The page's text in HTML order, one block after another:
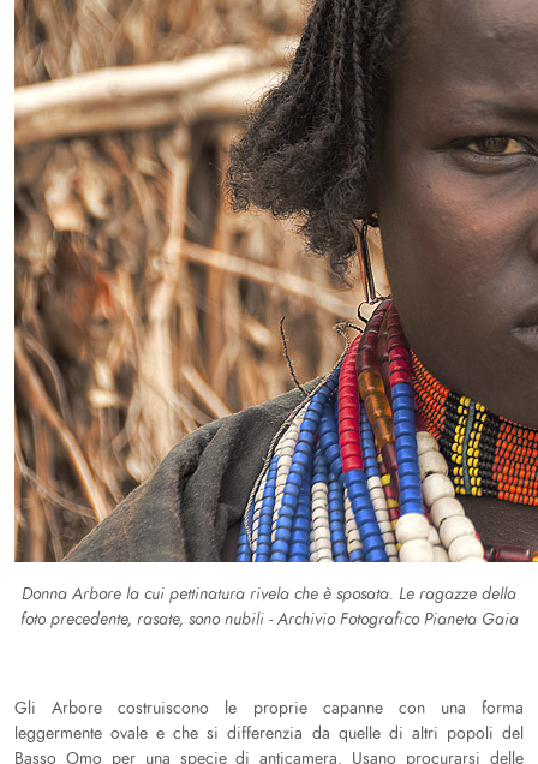
Donna Arbore la cui pettinatura rivela che è sposata. Le ragazze della
foto precedente, rasate, sono nubili - Archivio Fotografico Pianeta Gaia
Gli Arbore costruiscono le proprie capanne con una forma
leggermente ovale e che si differenzia da quelle di altri popoli del
Basso Omo per una specie di anticamera. Usano procurarsi delle